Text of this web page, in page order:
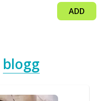
ADD
blogg